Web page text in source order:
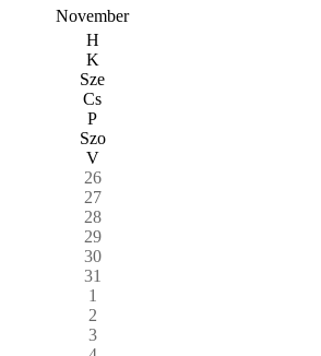
November
H
K
Sze
Cs
P
Szo
V
26
27
28
29
30
31
1
2
3